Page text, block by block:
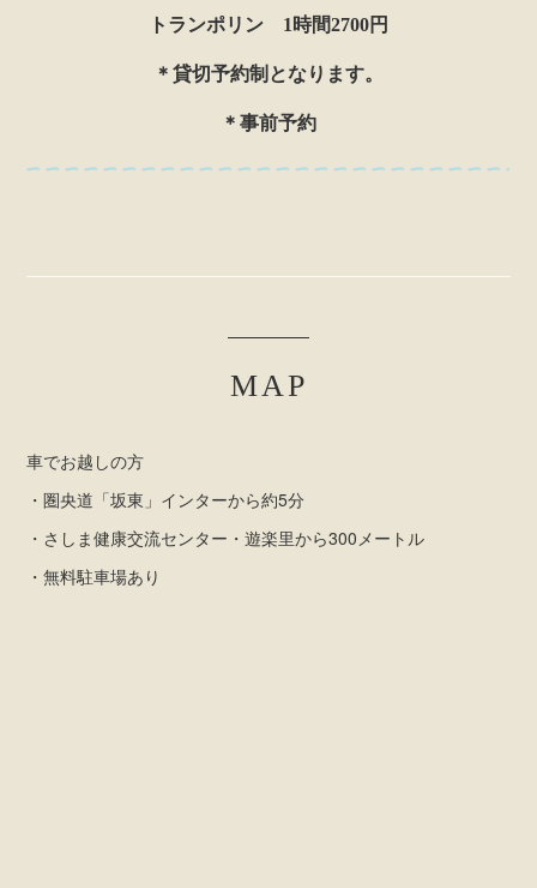
MAP
車でお越しの方
・圏央道「坂東」インターから約5分
・さしま健康交流センター・遊楽里から300メートル
・無料駐車場あり